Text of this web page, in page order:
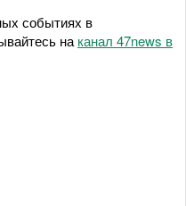
событиях в
на канал 47news в